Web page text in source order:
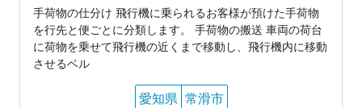
手荷物の仕分け 飛行機に乗られるお客様が預けた手荷物
を行先と便ごとに分類します。 手荷物の搬送 車両の荷台
に荷物を乗せて飛行機の近くまで移動し、飛行機内に移動
させるベル
愛知県 常滑市